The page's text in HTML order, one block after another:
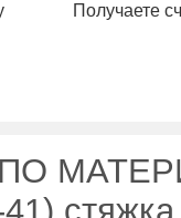
Получаете